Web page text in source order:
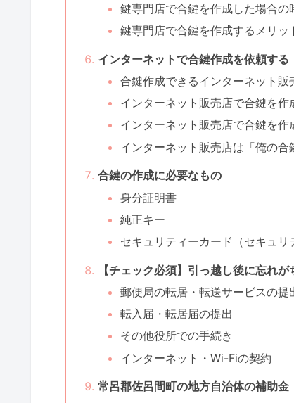
鍵専門店で合鍵を作成した場合の
鍵専門店で合鍵を作成するメリッ
インターネットで合鍵作成を依頼する
合鍵作成できるインターネット販
インターネット販売店で合鍵を
インターネット販売店で合鍵を作
インターネット販売店は「俺の合
合鍵の作成に必要なもの
身分証明書
純正キー
セキュリティーカード（セキュリ
【チェック必須】引っ越し後に忘れが
郵便局の転居・転送サービスの提
転入届・転居届の提出
その他役所での手続き
インターネット・Wi-Fiの契約
常呂郡佐呂間町の地方自治体の補助金